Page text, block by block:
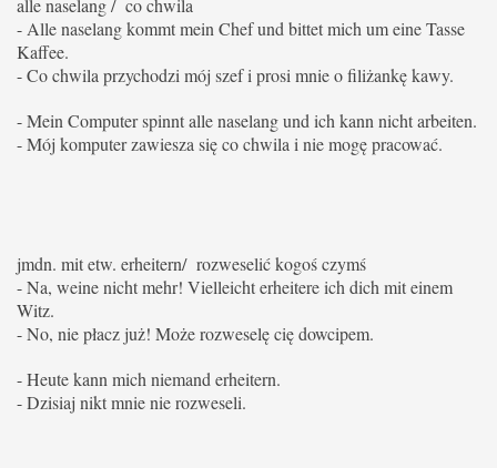
- Alle naselang kommt mein Chef und bittet mich um eine Tasse
Kaffee.
- Co chwila przychodzi mój szef i prosi mnie o filiżankę kawy.
- Mein Computer spinnt alle naselang und ich kann nicht arbeiten.
- Mój komputer zawiesza się co chwila i nie mogę pracować.
jmdn. mit etw. erheitern/ rozweselić kogoś czymś
- Na, weine nicht mehr! Vielleicht erheitere ich dich mit einem
Witz.
- No, nie płacz już! Może rozweselę cię dowcipem.
- Heute kann mich niemand erheitern.
- Dzisiaj nikt mnie nie rozweseli.